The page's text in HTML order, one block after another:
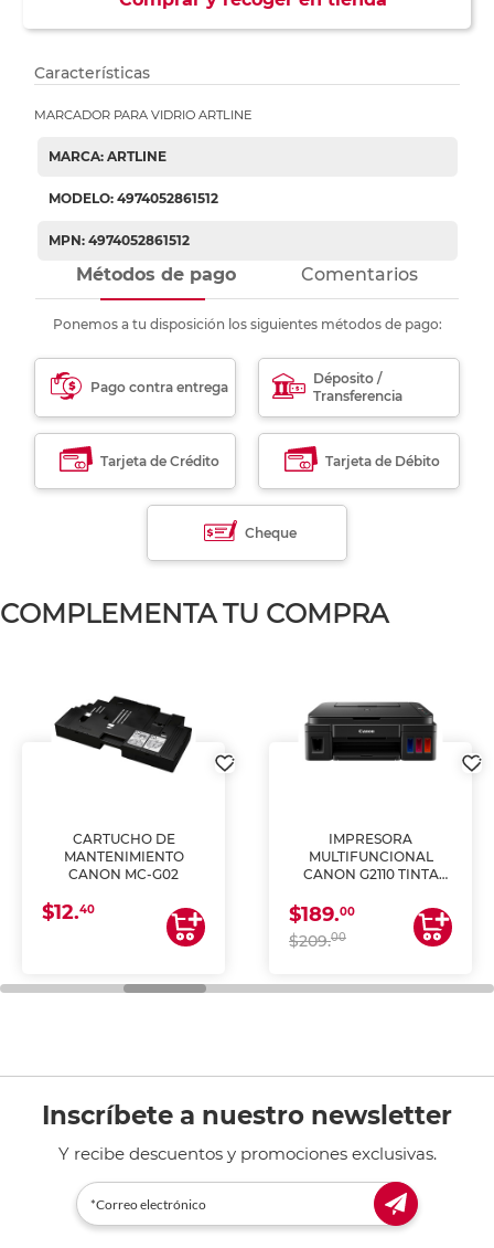
Características
MARCADOR PARA VIDRIO ARTLINE
MARCA: ARTLINE
MODELO: 4974052861512
MPN: 4974052861512
Métodos de pago Comentarios
Ponemos a tu disposición los siguientes métodos de pago:
Pago contra entrega
Déposito /
Transferencia
Tarjeta de Crédito Tarjeta de Débito
Cheque
COMPLEMENTA TU COMPRA
CARTUCHO DE
MANTENIMIENTO
CANON MC-G02
$12.40
IMPRESORA
MULTIFUNCIONAL
CANON G2110 TINTA
$189.00
$209.00
Inscríbete a nuestro newsletter
Y recibe descuentos y promociones exclusivas.